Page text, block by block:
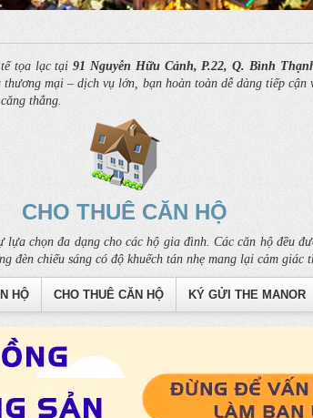
tế tọa lạc tại91 Nguyễn Hữu Cảnh, P.22, Q. Bình
mại – dịch vụ lớn, bạn hoàn toàn dễ dàng tiếp
thẳng.
CHO THUÊ CĂN HỘ
lựa chọn đa dạng cho các hộ gia đình. Các căn hộ đều
đèn chiếu sáng có độ khuếch tán nhẹ mang lại cảm
HỘ CHO THUÊ CĂN HỘ KÝ GỬI THE MANOR